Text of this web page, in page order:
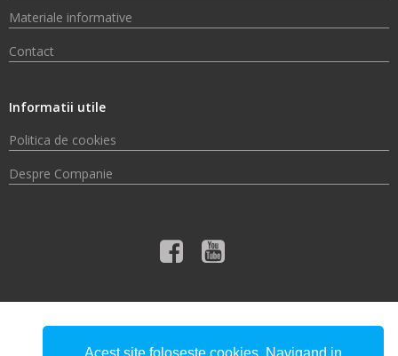
Materiale informative
Contact
Informatii utile
Politica de cookies
Despre Companie
© 2026 Compania de Apă Someș S.A.
Acest site foloseste cookies. Navigand in